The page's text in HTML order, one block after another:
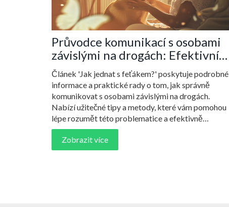
Průvodce komunikací s osobami
závislými na drogách: Efektivní
metody a porozumění
Článek 'Jak jednat s feťákem?' poskytuje podrobné
informace a praktické rady o tom, jak správně
komunikovat s osobami závislými na drogách.
Nabízí užitečné tipy a metody, které vám pomohou
lépe rozumět této problematice a efektivně
pomáhat těm, kdo se nachází v závislosti. Čtenář se
dozví, jak přistupovat k citlivým tématům a jak
podporovat pozitivní změnu v životě závislých osob.
Zobrazit více